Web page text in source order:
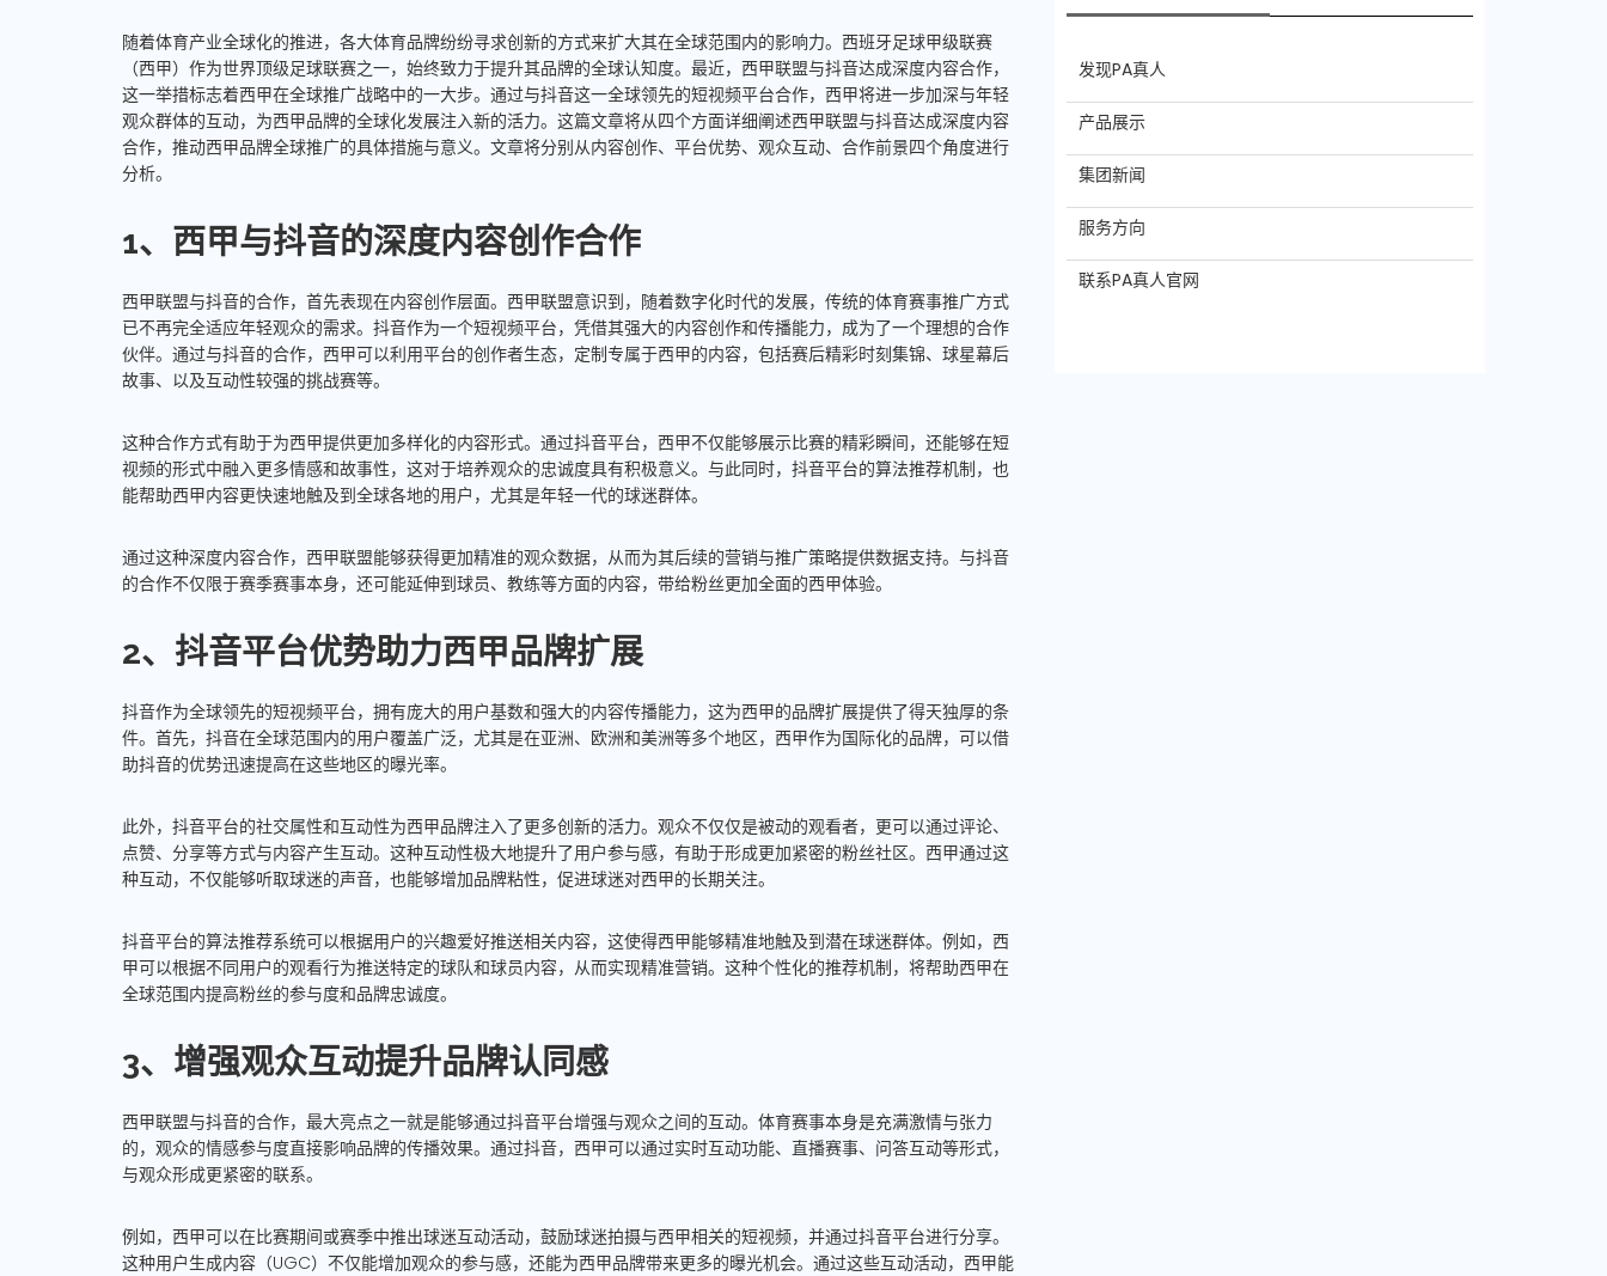
随着体育产业全球化的推进，各大体育品牌纷纷寻求创新的方式来扩大其在全球范围内的影响力。西班牙足球甲级联赛
（西甲）作为世界顶级足球联赛之一，始终致力于提升其品牌的全球认知度。最近，西甲联盟与抖音达成深度内容合作，
这一举措标志着西甲在全球推广战略中的一大步。通过与抖音这一全球领先的短视频平台合作，西甲将进一步加深与年轻
观众群体的互动，为西甲品牌的全球化发展注入新的活力。这篇文章将从四个方面详细阐述西甲联盟与抖音达成深度内容
合作，推动西甲品牌全球推广的具体措施与意义。文章将分别从内容创作、平台优势、观众互动、合作前景四个角度进行
分析。
1、西甲与抖音的深度内容创作合作
西甲联盟与抖音的合作，首先表现在内容创作层面。西甲联盟意识到，随着数字化时代的发展，传统的体育赛事推广方式
已不再完全适应年轻观众的需求。抖音作为一个短视频平台，凭借其强大的内容创作和传播能力，成为了一个理想的合作
伙伴。通过与抖音的合作，西甲可以利用平台的创作者生态，定制专属于西甲的内容，包括赛后精彩时刻集锦、球星幕后
故事、以及互动性较强的挑战赛等。
这种合作方式有助于为西甲提供更加多样化的内容形式。通过抖音平台，西甲不仅能够展示比赛的精彩瞬间，还能够在短
视频的形式中融入更多情感和故事性，这对于培养观众的忠诚度具有积极意义。与此同时，抖音平台的算法推荐机制，也
能帮助西甲内容更快速地触及到全球各地的用户，尤其是年轻一代的球迷群体。
通过这种深度内容合作，西甲联盟能够获得更加精准的观众数据，从而为其后续的营销与推广策略提供数据支持。与抖音
的合作不仅限于赛季赛事本身，还可能延伸到球员、教练等方面的内容，带给粉丝更加全面的西甲体验。
2、抖音平台优势助力西甲品牌扩展
抖音作为全球领先的短视频平台，拥有庞大的用户基数和强大的内容传播能力，这为西甲的品牌扩展提供了得天独厚的条
件。首先，抖音在全球范围内的用户覆盖广泛，尤其是在亚洲、欧洲和美洲等多个地区，西甲作为国际化的品牌，可以借
助抖音的优势迅速提高在这些地区的曝光率。
此外，抖音平台的社交属性和互动性为西甲品牌注入了更多创新的活力。观众不仅仅是被动的观看者，更可以通过评论、
点赞、分享等方式与内容产生互动。这种互动性极大地提升了用户参与感，有助于形成更加紧密的粉丝社区。西甲通过这
种互动，不仅能够听取球迷的声音，也能够增加品牌粘性，促进球迷对西甲的长期关注。
抖音平台的算法推荐系统可以根据用户的兴趣爱好推送相关内容，这使得西甲能够精准地触及到潜在球迷群体。例如，西
甲可以根据不同用户的观看行为推送特定的球队和球员内容，从而实现精准营销。这种个性化的推荐机制，将帮助西甲在
全球范围内提高粉丝的参与度和品牌忠诚度。
3、增强观众互动提升品牌认同感
西甲联盟与抖音的合作，最大亮点之一就是能够通过抖音平台增强与观众之间的互动。体育赛事本身是充满激情与张力
的，观众的情感参与度直接影响品牌的传播效果。通过抖音，西甲可以通过实时互动功能、直播赛事、问答互动等形式，
与观众形成更紧密的联系。
例如，西甲可以在比赛期间或赛季中推出球迷互动活动，鼓励球迷拍摄与西甲相关的短视频，并通过抖音平台进行分享。
这种用户生成内容（UGC）不仅能增加观众的参与感，还能为西甲品牌带来更多的曝光机会。通过这些互动活动，西甲能
发现PA真人
产品展示
集团新闻
服务方向
联系PA真人官网